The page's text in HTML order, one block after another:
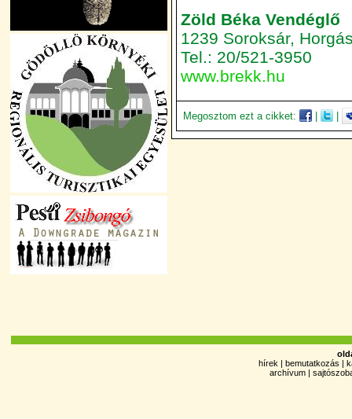
Zöld Béka Vendéglő
1239 Soroksár,
Tel.: 20/521-3950
www.brekk.hu
Megosztom ezt a cikket:
hírek | bemutatkozás |
archívum |